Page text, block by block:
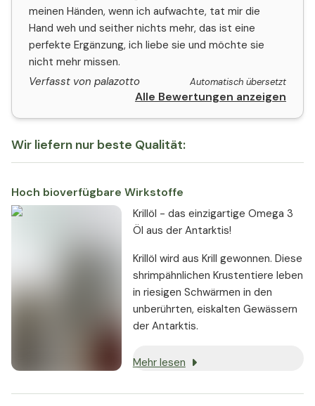
meinen Händen, wenn ich aufwachte, tat mir die
Hand weh und seither nichts mehr, das ist eine
perfekte Ergänzung, ich liebe sie und möchte sie
nicht mehr missen.
Verfasst von palazotto
Automatisch übersetzt
Alle Bewertungen anzeigen
Wir liefern nur beste Qualität:
Hoch bioverfügbare Wirkstoffe
Krillöl - das einzigartige Omega 3
Öl aus der Antarktis!
Krillöl wird aus Krill gewonnen. Diese
shrimpähnlichen Krustentiere leben
in riesigen Schwärmen in den
unberührten, eiskalten Gewässern
der Antarktis.
Mehr lesen